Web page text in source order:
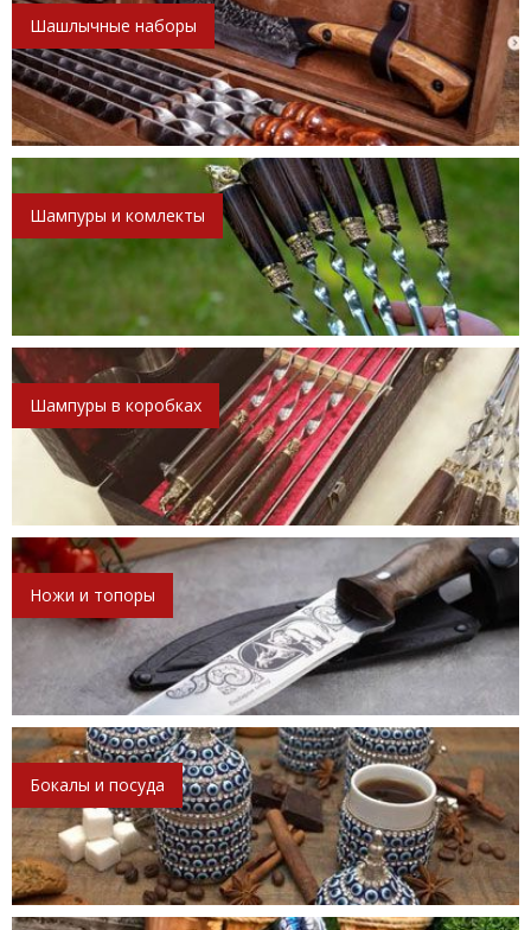
Шашлычные наборы
Шампуры и комлекты
Шампуры в коробках
Ножи и топоры
Бокалы и посуда